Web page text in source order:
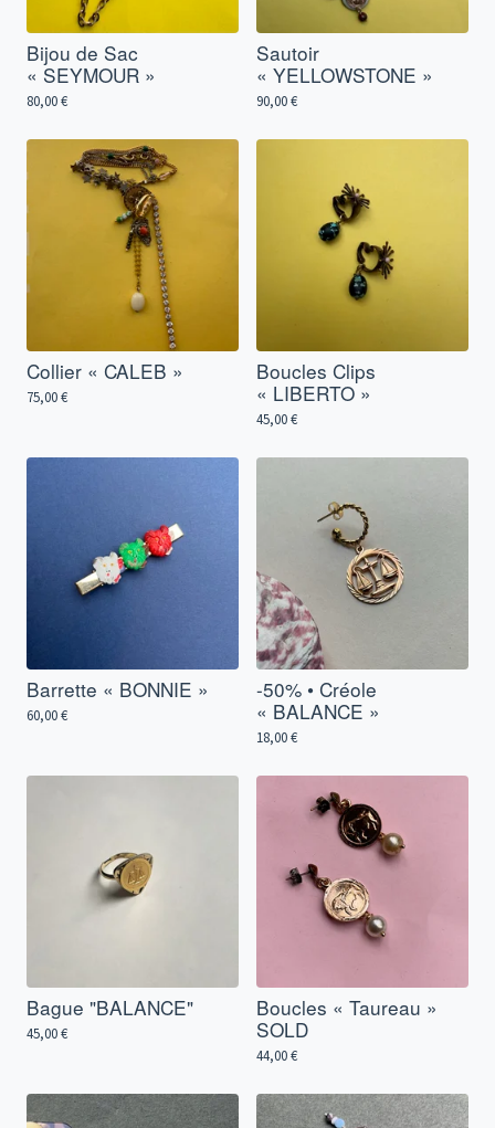
Bijou de Sac
« SEYMOUR »
80,00€
Sautoir
« YELLOWSTONE »
90,00€
Collier « CALEB »
75,00€
Boucles Clips
« LIBERTO »
45,00€
Barrette « BONNIE »
60,00€
-50% • Créole
« BALANCE »
18,00€
Bague "BALANCE"
45,00€
Boucles « Taureau »
SOLD
44,00€